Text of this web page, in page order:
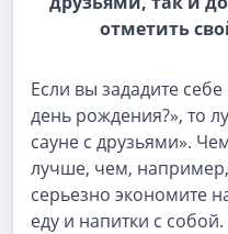
отметить
Если вы зададите
день рождения?», то
сауне с друзьями».
лучше, чем,
серьезно экономите
еду и напитки с